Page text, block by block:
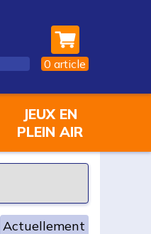
0 article
JEUX EN
PLEIN AIR
Actuellement